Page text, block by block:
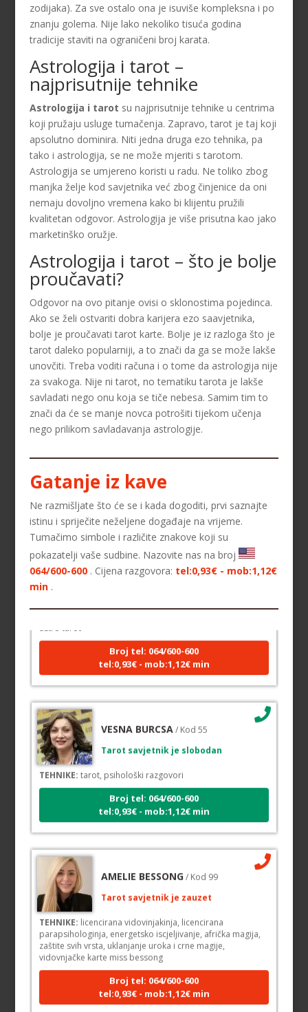
zodijaka). Za sve ostalo ona je isuviše kompleksna i po
znanju golema. Nije lako nekoliko tisuća godina
tradicije staviti na ograničeni broj karata.
Astrologija i tarot –
najprisutnije tehnike
Astrologija i tarot su najprisutnije tehnike u centrima
koji pružaju usluge tumačenja. Zapravo, tarot je taj koji
apsolutno dominira. Niti jedna druga ezo tehnika, pa
tako i astrologija, se ne može mjeriti s tarotom.
Astrologija se umjereno koristi u radu. Ne toliko zbog
manjka želje kod savjetnika već zbog činjenice da oni
nemaju dovoljno vremena kako bi klijentu pružili
kvalitetan odgovor. Astrologija je više prisutna kao jako
marketinško oružje.
Astrologija i tarot – što je bolje
proučavati?
Odgovor na ovo pitanje ovisi o sklonostima pojedinca.
Ako se želi ostvariti dobra karijera ezo saavjetnika,
bolje je proučavati tarot karte. Bolje je iz razloga što je
tarot daleko popularniji, a to znači da ga se može lakše
unovčiti. Treba voditi računa i o tome da astrologija nije
za svakoga. Nije ni tarot, no tematiku tarota je lakše
savladati nego onu koja se tiče nebesa. Samim tim to
znači da će se manje novca potrošiti tijekom učenja
nego prilikom savladavanja astrologije.
Gatanje iz kave
Ne razmišljate što će se i kada dogoditi, prvi saznajte
istinu i spriječite neželjene događaje na vrijeme.
Tumačimo simbole i različite znakove koji su
pokazatelji vaše sudbine. Nazovite nas na broj
064/600-600 . Cijena razgovora: tel:0,93€ - mob:1,12€
min .
SANJA / Kod 07
Tarot savjetnik je zauzet
Broj tel: 064/600-600
tel:0,93€ - mob:1,12€ min
TEHNIKE:tarot, psihološki razgovori
Broj tel: 064/600-600
tel:0,93€ - mob:1,12€ min
TEHNIKE:licencirana vidovinjakinja, licencirana
parapsihologinja, energetsko iscjeljivanje, afrička magija,
zaštite svih vrsta, uklanjanje uroka i crne magije,
vidovnjačke karte miss bessong
Broj tel: 064/600-600
tel:0,93€ - mob:1,12€ min